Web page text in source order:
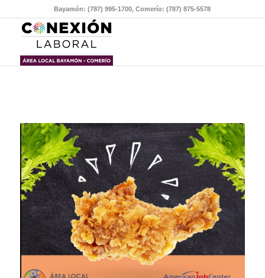
Bayamón: (787) 995-1700, Comerío: (787) 875-5578